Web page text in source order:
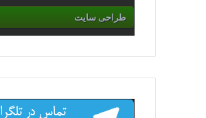
طراحی سایت